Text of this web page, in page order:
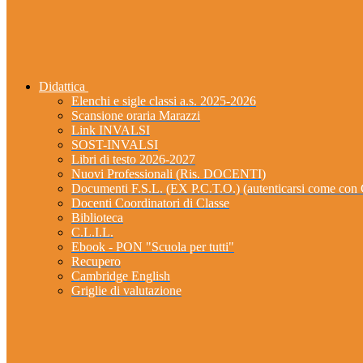
Didattica
Elenchi e sigle classi a.s. 2025-2026
Scansione oraria Marazzi
Link INVALSI
SOST-INVALSI
Libri di testo 2026-2027
Nuovi Professionali (Ris. DOCENTI)
Documenti F.S.L. (EX P.C.T.O.) (autenticarsi come
Docenti Coordinatori di Classe
Biblioteca
C.L.I.L.
Ebook - PON "Scuola per tutti"
Recupero
Cambridge English
Griglie di valutazione